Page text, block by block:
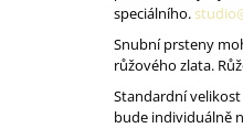
speciálního.
Snubní prsteny
růžového zlata.
Standardní
bude individuálně